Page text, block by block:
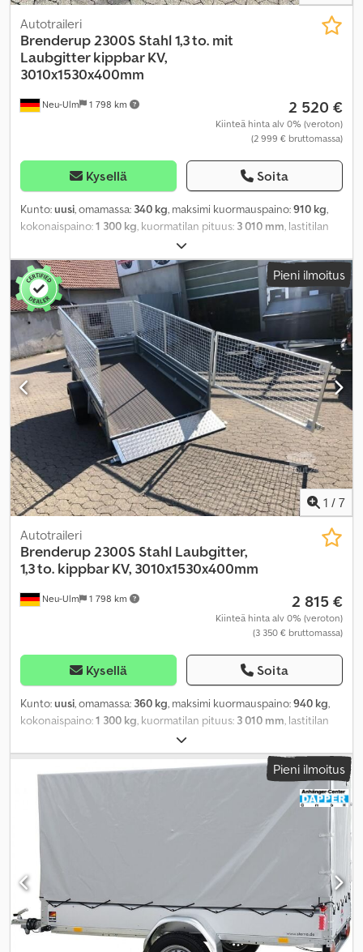
Neu-Ulm 1 798 km
Autotraileri
Brenderup2300S Stahl 1,3 to. mit
Laubgitter kippbar KV,
3010x1530x400mm
2 520 €
Kiinteä hinta alv 0% (veroton)
(2 999 € bruttomassa)
Kysellä Soita
Kunto:uusi, omamassa: 340 kg, maksimi kuormauspaino:910 kg,
kokonaispaino:1 300 kg , kuormatilan pituus: 3 010 mm , lastitilan
, kuormatilan korkeus:
tilavuus:4,1 m³, väri:muu, rakennuskorkeus:1 440 mm, työleveys:
2 040 mm, Pieni ilmoitus
1 / 7
Neu-Ulm 1 798 km
Autotraileri
Brenderup2300S Stahl Laubgitter,
1,3 to. kippbar KV, 3010x1530x400mm
2 815 €
Kiinteä hinta alv 0% (veroton)
(3 350 € bruttomassa)
Kysellä Soita
Kunto:uusi, omamassa: 360 kg, maksimi kuormauspaino:940 kg,
kokonaispaino:1 300 kg, kuormatilan pituus: 3 010 mm, lastitilan
, kuormatilan korkeus:
tilavuus:1,8 m³, väri:muu, rakennuskorkeus:1 740 mm, työleveys:
2 040 mm, Pieni ilmoitus